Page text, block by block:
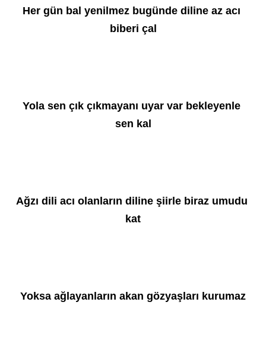
Her gün bal yenilmez bugünde diline az acı
biberi çal
Yola sen çık çıkmayanı uyar var bekleyenle
sen kal
Ağzı dili acı olanların diline şiirle biraz umudu
kat
Yoksa ağlayanların akan gözyaşları kurumaz